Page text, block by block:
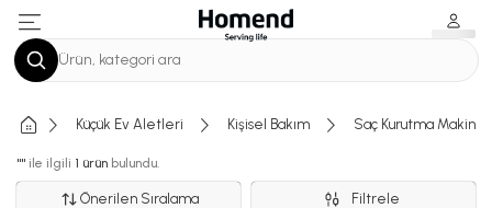
Ürün, kategori ara
Küçük Ev Aletleri Kişisel Bakım Saç Kurutma
"" ile ilgili 1 ürün bulundu.
Önerilen Sıralama Filtrele